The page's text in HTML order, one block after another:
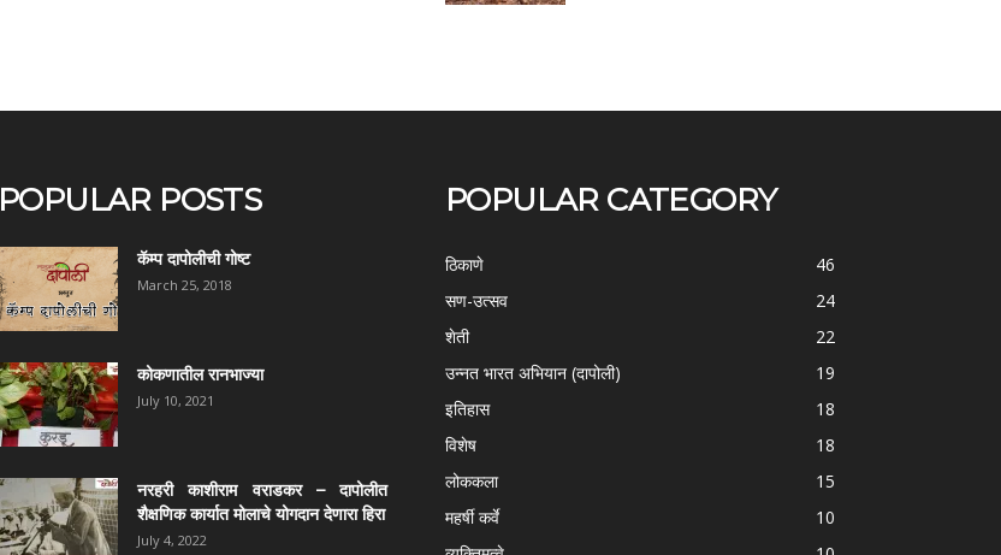
POPULAR POSTS
कॅम्प दापोलीची गोष्ट
March 25, 2018
कोकणातील रानभाज्या
July 10, 2021
नरहरी काशीराम वराडकर – दापोलीत
शैक्षणिक कार्यात मोलाचे योगदान देणारा हिरा
July 4, 2022
POPULAR CATEGORY
ठिकाणे
46
सण-उत्सव
24
शेती
22
उन्नत भारत अभियान (दापोली)
19
इतिहास
18
विशेष
18
लोककला
15
महर्षी कर्वे
10